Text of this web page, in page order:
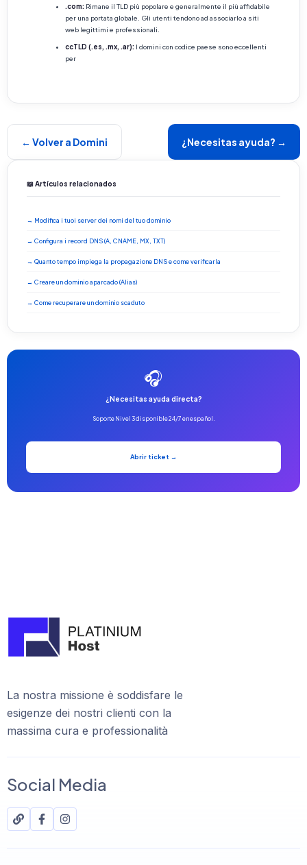
.com: Rimane il TLD più popolare e generalmente il più affidabile
per una portata globale. Gli utenti tendono ad associarlo a siti
web legittimi e professionali.
ccTLD (.es, .mx, .ar): I domini con codice paese sono eccellenti
per
← Volver a Domini ¿Necesitas ayuda? →
📖 Artículos relacionados
→ Modifica i tuoi server dei nomi del tuo dominio
→ Configura i record DNS (A, CNAME, MX, TXT)
→ Quanto tempo impiega la propagazione DNS e come verificarla
→ Creare un dominio aparcado (Alias)
→ Come recuperare un dominio scaduto
🎧
¿Necesitas ayuda directa?
Soporte Nivel 3 disponible 24/7 en español.
Abrir ticket →
La nostra missione è soddisfare le
esigenze dei nostri clienti con la
massima cura e professionalità
Social Media